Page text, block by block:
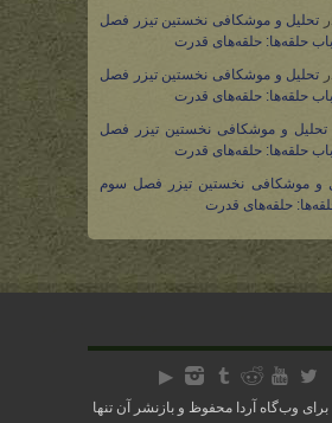
تحلیل و موشکافی نخستین تیزر فصل
حلقه‌ها: حلقه‌های قدرت
تحلیل و موشکافی نخستین تیزر فصل
حلقه‌ها: حلقه‌های قدرت
تحلیل و موشکافی نخستین تیزر فصل
حلقه‌ها: حلقه‌های قدرت
و موشکافی نخستین تیزر فصل سوم
حلقه‌های قدرت
وب‌گاه آردا محفوظ و بازنشر آن تنها